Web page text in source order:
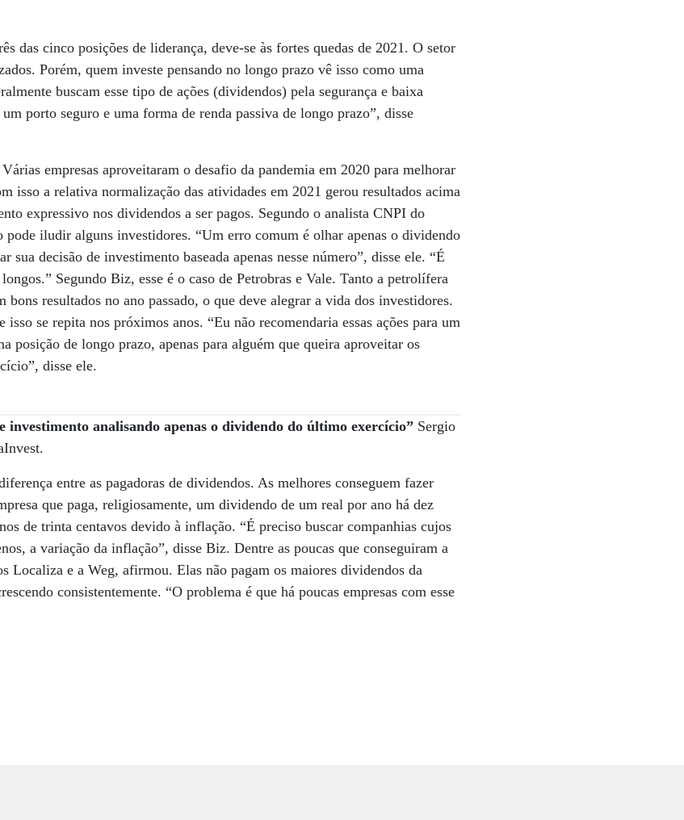
das cinco posições de liderança, deve-se às fortes quedas de 2021. O setor
Porém, quem investe pensando no longo prazo vê isso como uma
buscam esse tipo de ações (dividendos) pela segurança e baixa
porto seguro e uma forma de renda passiva de longo prazo”, disse
Várias empresas aproveitaram o desafio da pandemia em 2020 para melhorar
isso a relativa normalização das atividades em 2021 gerou resultados acima
expressivo nos dividendos a ser pagos. Segundo o analista CNPI do
iludir alguns investidores. “Um erro comum é olhar apenas o dividendo
decisão de investimento baseada apenas nesse número”, disse ele. “É
Segundo Biz, esse é o caso de Petrobras e Vale. Tanto a petrolífera
bons resultados no ano passado, o que deve alegrar a vida dos investidores.
se repita nos próximos anos. “Eu não recomendaria essas ações para um
posição de longo prazo, apenas para alguém que queira aproveitar os
disse ele.
investimento analisando apenas o dividendo do último exercício” Sergio
entre as pagadoras de dividendos. As melhores conseguem fazer
que paga, religiosamente, um dividendo de um real por ano há dez
de trinta centavos devido à inflação. “É preciso buscar companhias cujos
a variação da inflação”, disse Biz. Dentre as poucas que conseguiram a
Localiza e a Weg, afirmou. Elas não pagam os maiores dividendos da
consistentemente. “O problema é que há poucas empresas com esse